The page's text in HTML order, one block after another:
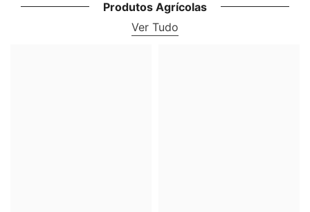
Produtos Agrícolas
Ver Tudo